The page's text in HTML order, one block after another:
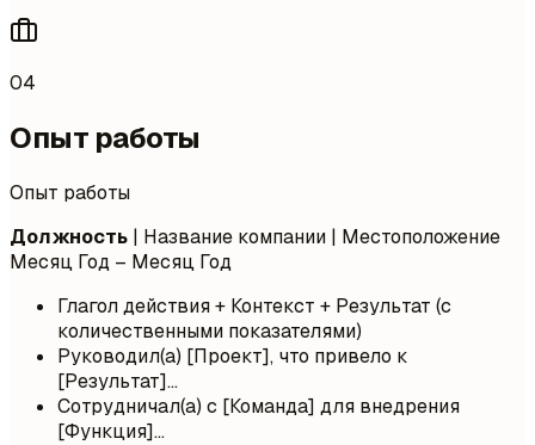
04
Опыт работы
Опыт работы
Должность | Название компании | Местоположение
Месяц Год – Месяц Год
Глагол действия + Контекст + Результат (с
количественными показателями)
Руководил(а) [Проект], что привело к
[Результат]...
Сотрудничал(а) с [Команда] для внедрения
[Функция]...